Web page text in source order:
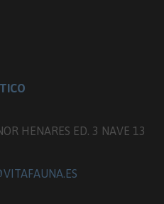
HENARES ED. 3 NAVE 13